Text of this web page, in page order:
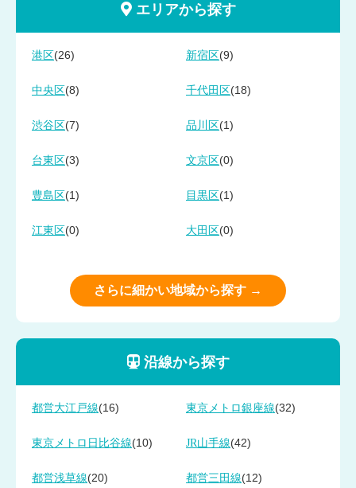
エリアから探す
港区 (26) 新宿区 (9)
中央区 (8) 千代田区 (18)
渋谷区 (7) 品川区 (1)
台東区 (3) 文京区 (0)
豊島区 (1) 目黒区 (1)
江東区 (0) 大田区 (0)
さらに細かい地域から探す →
沿線から探す
都営大江戸線(16) 東京メトロ銀座線(32)
東京メトロ日比谷線(10) JR山手線(42)
都営浅草線(20) 都営三田線(12)